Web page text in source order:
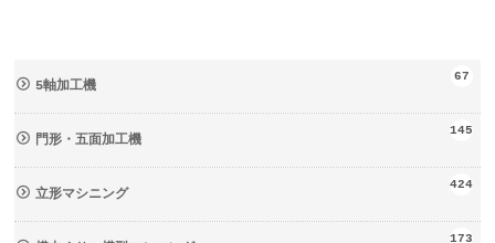
5軸加工機
67
門形・五面加工機
145
立形マシニング
424
173